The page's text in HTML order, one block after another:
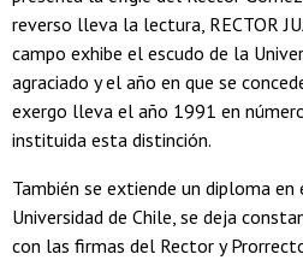
reverso lleva la lectura, RECTOR
campo exhibe el escudo de la
agraciado y el año en que se
exergo lleva el año 1991 en
instituida esta distinción.
También se extiende un diploma
Universidad de Chile, se deja
con las firmas del Rector y